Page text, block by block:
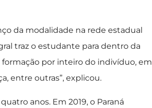
da modalidade na rede estadual
traz o estudante para dentro da
por inteiro do indivíduo, em
entre outras”, explicou.
anos. Em 2019, o Paraná